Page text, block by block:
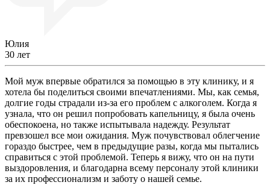
Юлия
30 лет
Мой муж впервые обратился за помощью в эту клинику, и я
хотела бы поделиться своими впечатлениями. Мы, как семья,
долгие годы страдали из-за его проблем с алкоголем. Когда я
узнала, что он решил попробовать капельницу, я была очень
обеспокоена, но также испытывала надежду. Результат
превзошел все мои ожидания. Муж почувствовал облегчение
гораздо быстрее, чем в предыдущие разы, когда мы пытались
справиться с этой проблемой. Теперь я вижу, что он на пути
выздоровления, и благодарна всему персоналу этой клиники
за их профессионализм и заботу о нашей семье.